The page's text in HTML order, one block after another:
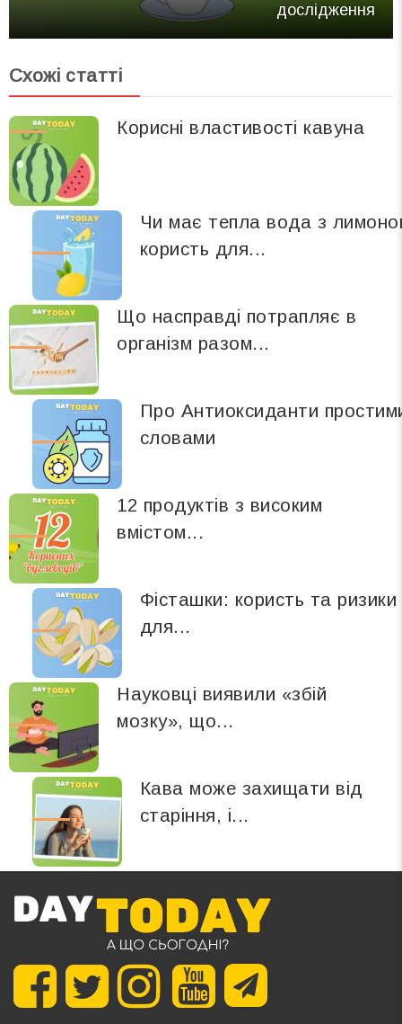
дослідження
Схожі статті
Корисні властивості кавуна
Чи має тепла вода з
користь для...
Що насправді потрапляє в
організм разом...
Про Антиоксиданти
словами
12 продуктів з високим
вмістом...
Фісташки: користь та ризики
для...
Науковці виявили «збій
мозку», що...
Кава може захищати від
старіння, і...